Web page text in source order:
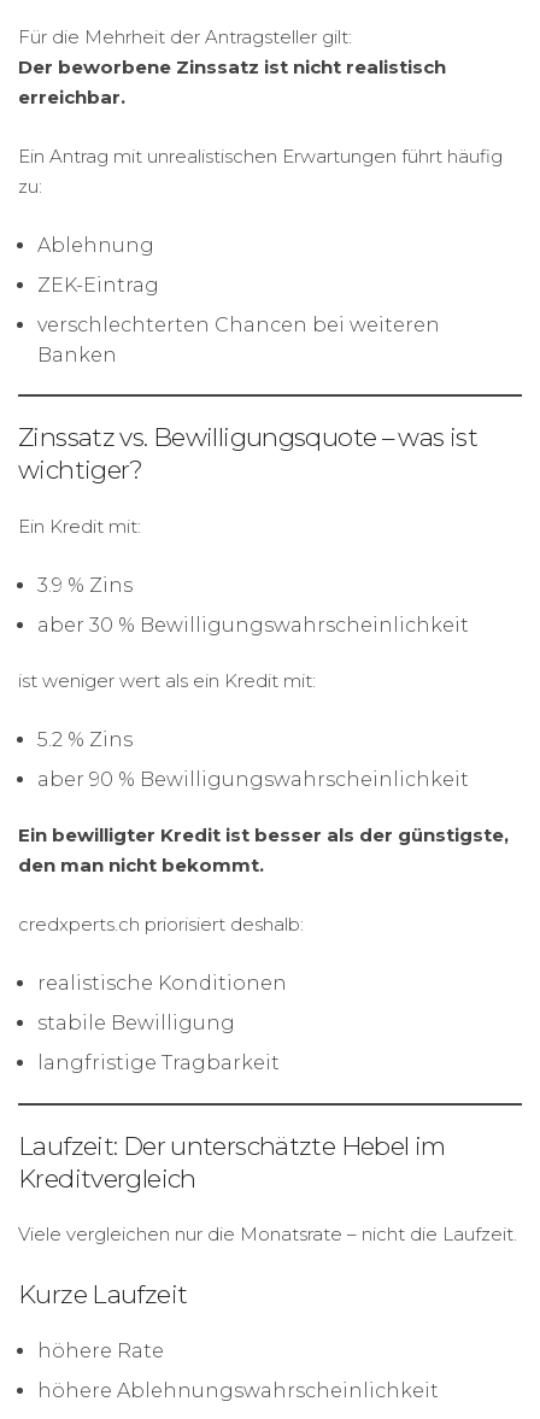
Für die Mehrheit der Antragsteller gilt:
Der beworbene Zinssatz ist nicht realistisch
erreichbar.
Ein Antrag mit unrealistischen Erwartungen führt häufig
zu:
Ablehnung
ZEK-Eintrag
verschlechterten Chancen bei weiteren
Banken
Zinssatz vs. Bewilligungsquote – was ist
wichtiger?
Ein Kredit mit:
3.9 % Zins
aber 30 % Bewilligungswahrscheinlichkeit
ist weniger wert als ein Kredit mit:
5.2 % Zins
aber 90 % Bewilligungswahrscheinlichkeit
Ein bewilligter Kredit ist besser als der günstigste,
den man nicht bekommt.
credxperts.ch priorisiert deshalb:
realistische Konditionen
stabile Bewilligung
langfristige Tragbarkeit
Laufzeit: Der unterschätzte Hebel im
Kreditvergleich
Viele vergleichen nur die Monatsrate – nicht die Laufzeit.
Kurze Laufzeit
höhere Rate
höhere Ablehnungswahrscheinlichkeit